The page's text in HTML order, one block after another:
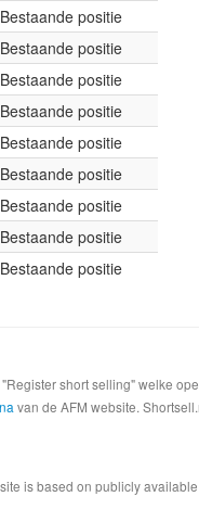
Bestaande positie
Bestaande positie
Bestaande positie
Bestaande positie
Bestaande positie
Bestaande positie
Bestaande positie
Bestaande positie
Bestaande positie
short selling" welke
van de AFM website.
is based on publicly